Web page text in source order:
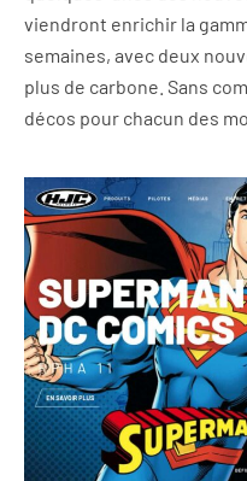
viendront enrichir la
semaines, avec deux
plus de carbone. Sans
décos pour chacun des